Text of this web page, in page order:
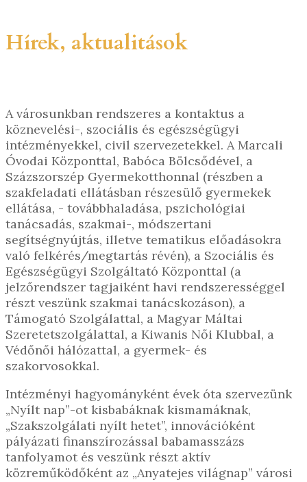
Hírek, aktualitások
A városunkban rendszeres a kontaktus a
köznevelési-, szociális és egészségügyi
intézményekkel, civil szervezetekkel. A Marcali
Óvodai Központtal, Babóca Bölcsődével, a
Százszorszép Gyermekotthonnal (részben a
szakfeladati ellátásban részesülő gyermekek
ellátása, - továbbhaladása, pszichológiai
tanácsadás, szakmai-, módszertani
segítségnyújtás, illetve tematikus előadásokra
való felkérés/megtartás révén), a Szociális és
Egészségügyi Szolgáltató Központtal (a
jelzőrendszer tagjaiként havi rendszerességgel
részt veszünk szakmai tanácskozáson), a
Támogató Szolgálattal, a Magyar Máltai
Szeretetszolgálattal, a Kiwanis Női Klubbal, a
Védőnői hálózattal, a gyermek- és
szakorvosokkal.
Intézményi hagyományként évek óta szervezünk
„Nyílt nap”-ot kisbabáknak kismamáknak,
„Szakszolgálati nyílt hetet”, innovációként
pályázati finanszírozással babamasszázs
tanfolyamot és veszünk részt aktív
közreműködőként az „Anyatejes világnap” városi